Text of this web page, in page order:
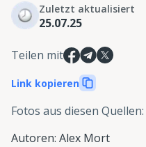
Zuletzt aktualisiert
25.07.25
Teilen mit
Link kopieren
Fotos aus diesen Quellen:
Autoren: Alex Mort